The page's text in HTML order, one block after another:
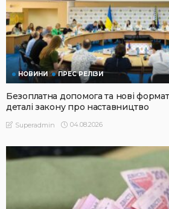
НОВИНИ ПРЕС РЕЛІЗИ
Безоплатна допомога та нові
деталі закону про наставництво
Superadmin 04.08.2026